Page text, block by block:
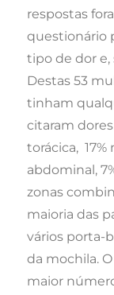
respostas
questionário
tipo de dor e,
Destas 53
tinham
citaram dores
torácica, 17%
abdominal,
zonas
maioria das
vários porta-
da mochila.
maior